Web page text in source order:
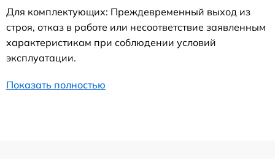
Для комплектующих: Преждевременный выход из
строя, отказ в работе или несоответствие заявленным
характеристикам при соблюдении условий
эксплуатации.
Показать полностью